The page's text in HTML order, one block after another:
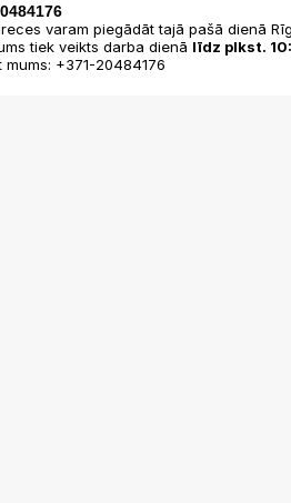
varam piegādāt tajā pašā dienā
tiek veikts darba dienā līdz plkst.
mums: +371-20484176